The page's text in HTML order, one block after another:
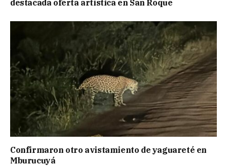
destacada oferta artística en San Roque
Confirmaron otro avistamiento de yaguareté en
Mburucuyá